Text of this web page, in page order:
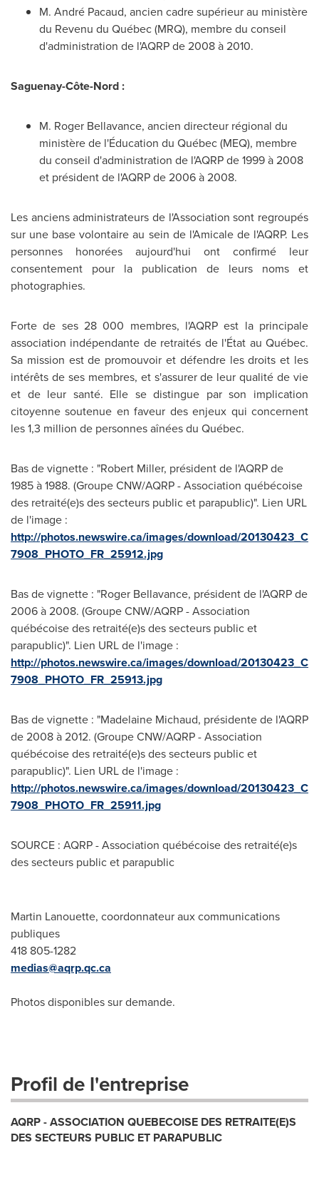
M. André Pacaud, ancien cadre supérieur au ministère
du Revenu du Québec (MRQ), membre du conseil
d'administration de l'AQRP de 2008 à 2010.
Saguenay-Côte-Nord :
M. Roger Bellavance, ancien directeur régional du
ministère de l'Éducation du Québec (MEQ), membre
du conseil d'administration de l'AQRP de 1999 à2008
et président de l'AQRP de 2006 à 2008.
Les anciens administrateurs de l'Association sont regroupés
sur une base volontaire au sein de l'Amicale de l'AQRP. Les
personnes honorées aujourd'hui ont confirmé leur
consentement pour la publication de leurs noms et
photographies.
Forte de ses 28 000 membres, l'AQRP est la principale
association indépendante de retraités de l'État au Québec.
Sa mission est de promouvoir et défendre les droits et les
intérêts de ses membres, et s'assurer de leur qualité de vie
et de leur santé. Elle se distingue par son implication
citoyenne soutenue en faveur des enjeux qui concernent
les 1,3 million de personnes aînées du Québec.
Bas de vignette : "Robert Miller, président de l'AQRP de
1985 à 1988. (Groupe CNW/AQRP - Association québécoise
des retraité(e)s des secteurs public et parapublic)". Lien URL
de l'image :
http://photos.newswire.ca/images/download/20130423_C
7908_PHOTO_FR_25912.jpg
Bas de vignette : "Roger Bellavance, président de l'AQRP de
2006 à 2008. (Groupe CNW/AQRP - Association
québécoise des retraité(e)s des secteurs public et
parapublic)". Lien URL de l'image :
http://photos.newswire.ca/images/download/20130423_C
7908_PHOTO_FR_25913.jpg
Bas de vignette : "Madelaine Michaud, présidente de l'AQRP
de 2008 à 2012. (Groupe CNW/AQRP - Association
québécoise des retraité(e)s des secteurs public et
parapublic)". Lien URL de l'image :
http://photos.newswire.ca/images/download/20130423_C
7908_PHOTO_FR_25911.jpg
SOURCE : AQRP - Association québécoise des retraité(e)s
des secteurs public et parapublic
Martin Lanouette, coordonnateur aux communications
publiques
418 805-1282
medias@aqrp.qc.ca
Photos disponibles sur demande.
Profil de l'entreprise
AQRP - ASSOCIATION QUEBECOISE DES RETRAITE(E)S
DES SECTEURS PUBLIC ET PARAPUBLIC